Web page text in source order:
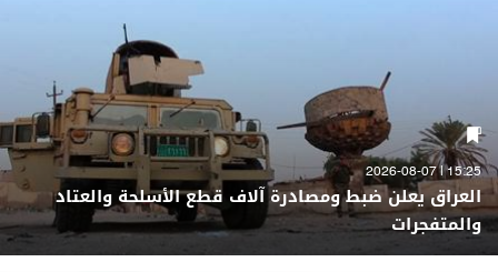
15:25 | 2026-08-07
العراق يعلن ضبط ومصادرة آلاف قطع الأسلحة والعتاد
والمتفجرات